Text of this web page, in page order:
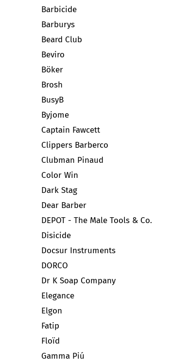
Barbicide
Barburys
Beard Club
Beviro
Böker
Brosh
BusyB
Byjome
Captain Fawcett
Clippers Barberco
Clubman Pinaud
Color Win
Dark Stag
Dear Barber
DEPOT - The Male Tools & Co.
Disicide
Docsur Instruments
DORCO
Dr K Soap Company
Elegance
Elgon
Fatip
Floïd
Gamma Piú